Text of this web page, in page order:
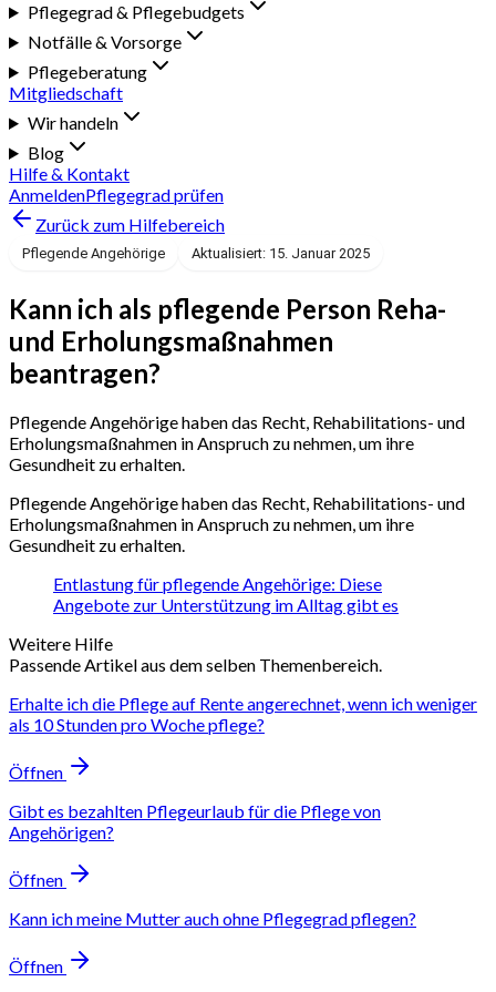
Pflegegrad & Pflegebudgets
Notfälle & Vorsorge
Pflegeberatung
Mitgliedschaft
Wir handeln
Blog
Hilfe & Kontakt
AnmeldenPflegegrad prüfen
Zurück zum Hilfebereich
Pflegende Angehörige Aktualisiert: 15. Januar 2025
Kann ich als pflegende Person Reha-
und Erholungsmaßnahmen
beantragen?
Pflegende Angehörige haben das Recht, Rehabilitations- und
Erholungsmaßnahmen in Anspruch zu nehmen, um ihre
Gesundheit zu erhalten.
Pflegende Angehörige haben das Recht, Rehabilitations- und
Erholungsmaßnahmen in Anspruch zu nehmen, um ihre
Gesundheit zu erhalten.
Entlastung für pflegende Angehörige: Diese
Angebote zur Unterstützung im Alltag gibt es
Weitere Hilfe
Passende Artikel aus dem selben Themenbereich.
Erhalte ich die Pflege auf Rente angerechnet, wenn ich weniger
als 10 Stunden pro Woche pflege?
Öffnen
Gibt es bezahlten Pflegeurlaub für die Pflege von
Angehörigen?
Öffnen
Kann ich meine Mutter auch ohne Pflegegrad pflegen?
Öffnen